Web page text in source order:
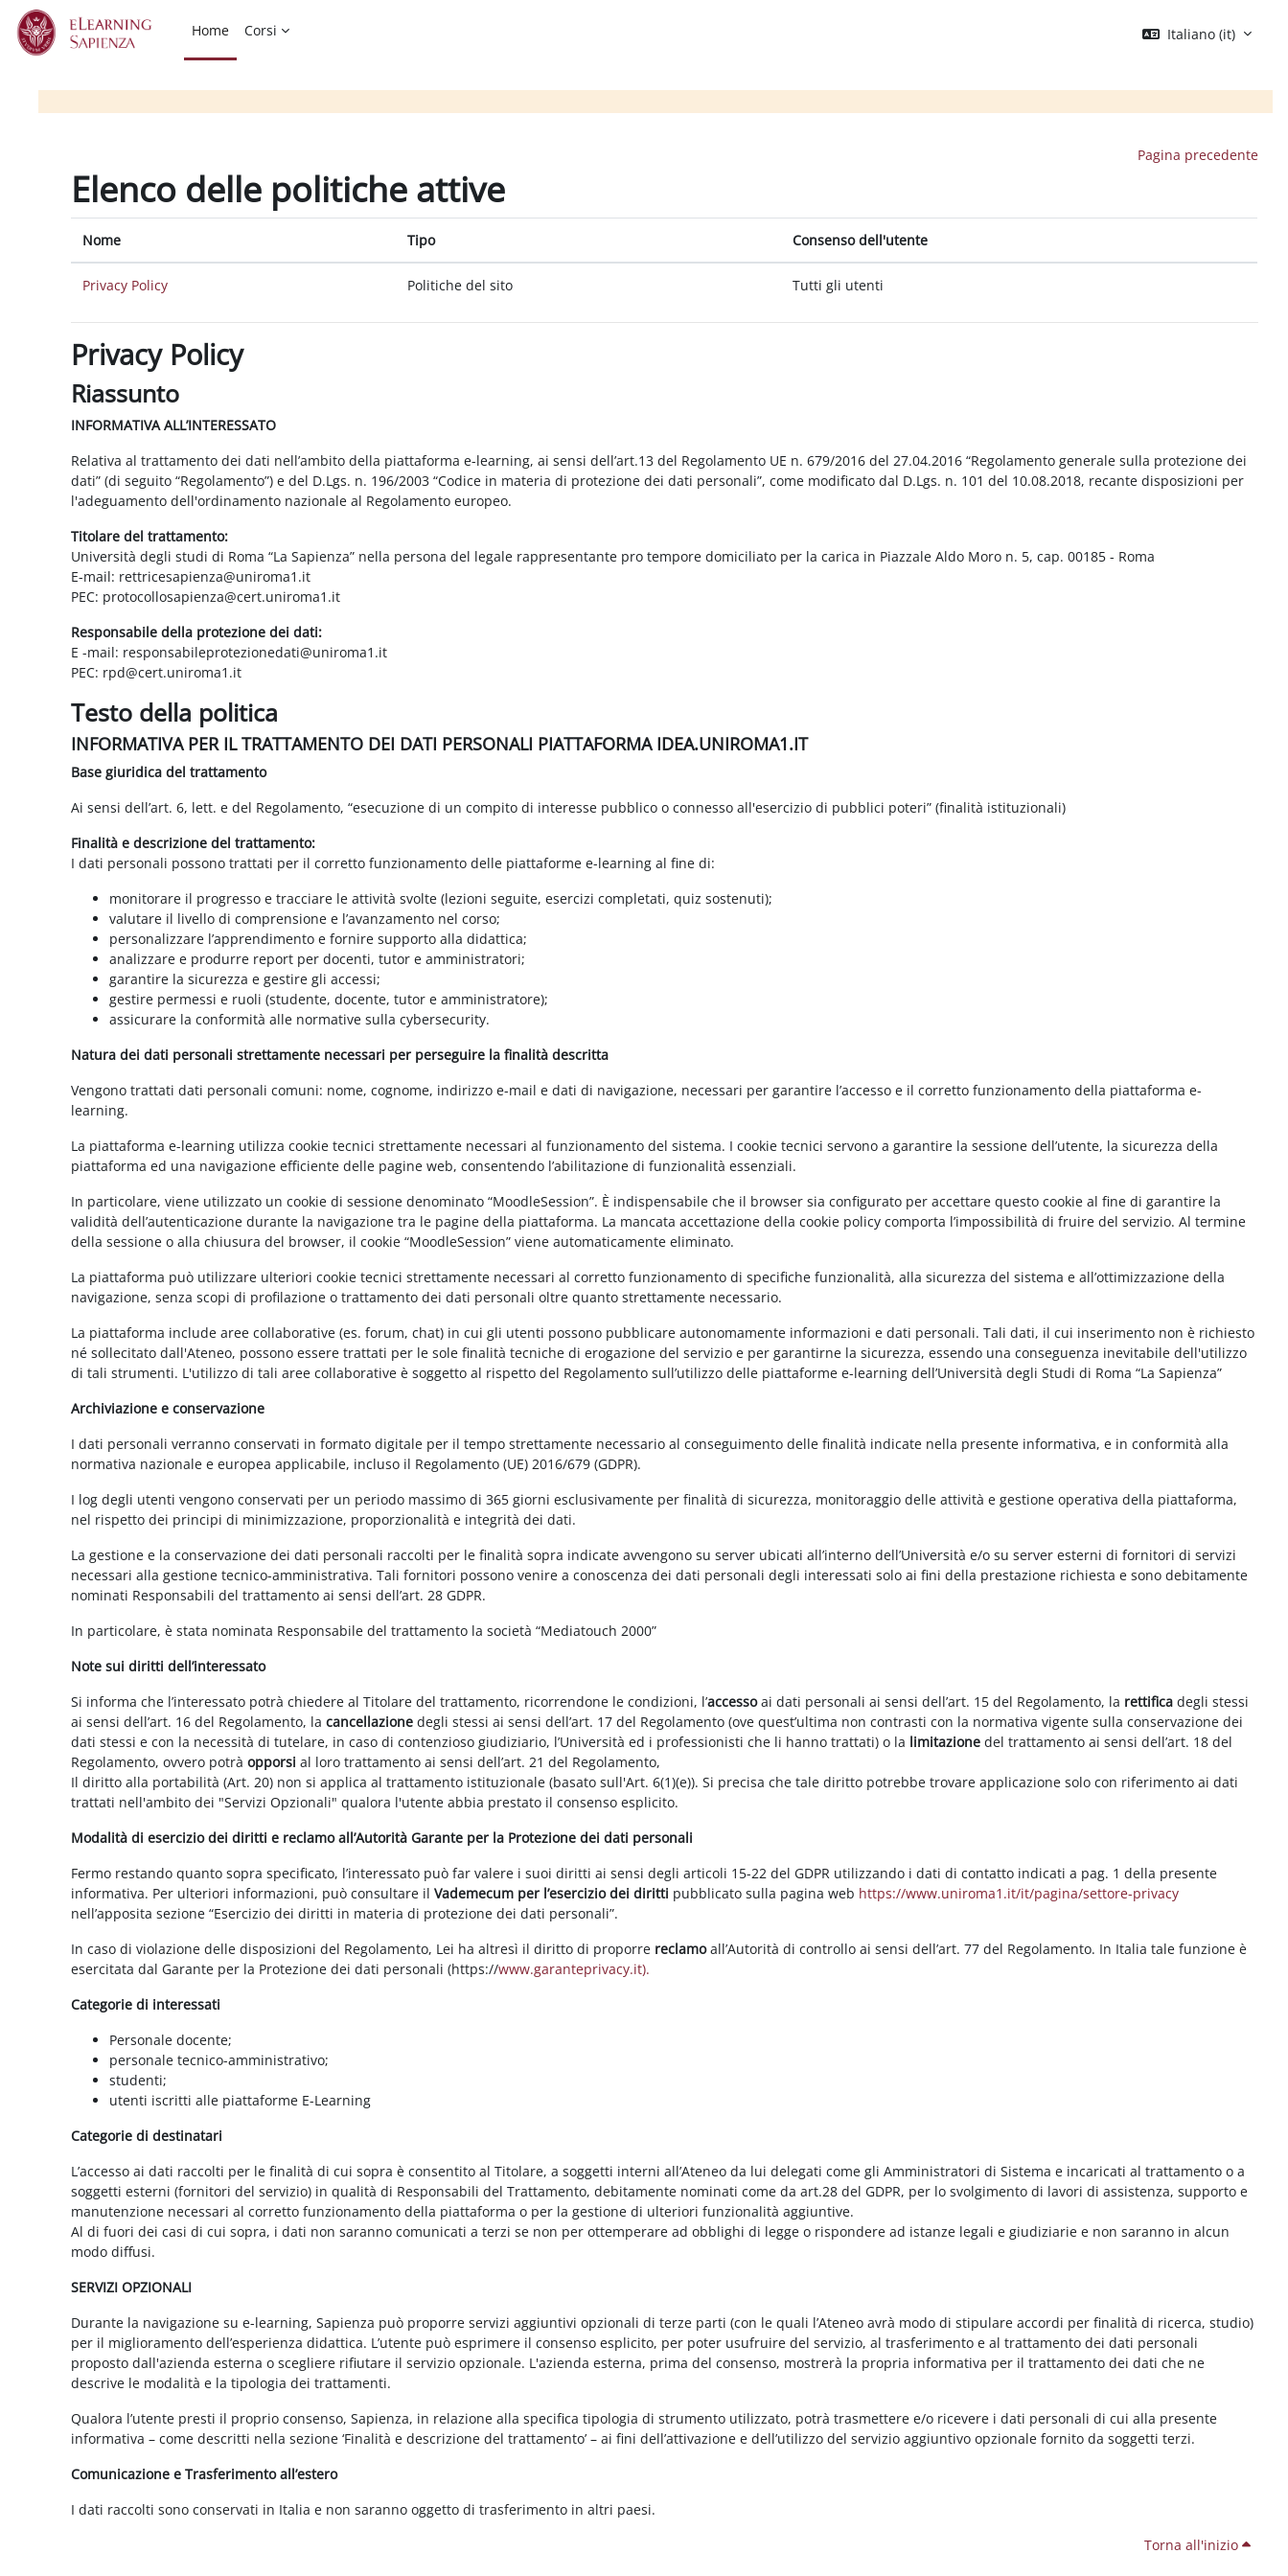
Vai al contenuto principale
Home
Corsi Italiano ‎(it)‎
Pagina precedente
Elenco delle politiche attive
Nome Tipo Consenso dell'utente
Privacy Policy Politiche del sito Tutti gli utenti
Privacy Policy
Riassunto
INFORMATIVA ALL’INTERESSATO
Relativa al trattamento dei dati nell’ambito della piattaforma e-learning, ai sensi dell’art.13 del Regolamento UE n. 679/2016 del 27.04.2016 “Regolamento generale sulla protezione dei
dati” (di seguito “Regolamento”) e del D.Lgs. n. 196/2003 “Codice in materia di protezione dei dati personali”, come modificato dal D.Lgs. n. 101 del 10.08.2018, recante disposizioni per
l'adeguamento dell'ordinamento nazionale al Regolamento europeo.
Titolare del trattamento:
Università degli studi di Roma “La Sapienza” nella persona del legale rappresentante pro tempore domiciliato per la carica in Piazzale Aldo Moro n. 5, cap. 00185 - Roma
E-mail: rettricesapienza@uniroma1.it
PEC: protocollosapienza@cert.uniroma1.it
Responsabile della protezione dei dati:
E -mail: responsabileprotezionedati@uniroma1.it
PEC: rpd@cert.uniroma1.it
Testo della politica
INFORMATIVA PER IL TRATTAMENTO DEI DATI PERSONALI PIATTAFORMA IDEA.UNIROMA1.IT
Base giuridica del trattamento
Ai sensi dell’art. 6, lett. e del Regolamento, “esecuzione di un compito di interesse pubblico o connesso all'esercizio di pubblici poteri” (finalità istituzionali)
Finalità e descrizione del trattamento:
I dati personali possono trattati per il corretto funzionamento delle piattaforme e-learning al fine di:
monitorare il progresso e tracciare le attività svolte (lezioni seguite, esercizi completati, quiz sostenuti);
valutare il livello di comprensione e l’avanzamento nel corso;
personalizzare l’apprendimento e fornire supporto alla didattica;
analizzare e produrre report per docenti, tutor e amministratori;
garantire la sicurezza e gestire gli accessi;
gestire permessi e ruoli (studente, docente, tutor e amministratore);
assicurare la conformità alle normative sulla cybersecurity.
Natura dei dati personali strettamente necessari per perseguire la finalità descritta
Vengono trattati dati personali comuni: nome, cognome, indirizzo e-mail e dati di navigazione, necessari per garantire l’accesso e il corretto funzionamento della piattaforma e-
learning.
La piattaforma e-learning utilizza cookie tecnici strettamente necessari al funzionamento del sistema. I cookie tecnici servono a garantire la sessione dell’utente, la sicurezza della
piattaforma ed una navigazione efficiente delle pagine web, consentendo l’abilitazione di funzionalità essenziali.
In particolare, viene utilizzato un cookie di sessione denominato “MoodleSession”. È indispensabile che il browser sia configurato per accettare questo cookie al fine di garantire la
validità dell’autenticazione durante la navigazione tra le pagine della piattaforma. La mancata accettazione della cookie policy comporta l’impossibilità di fruire del servizio. Al termine
della sessione o alla chiusura del browser, il cookie “MoodleSession” viene automaticamente eliminato.
La piattaforma può utilizzare ulteriori cookie tecnici strettamente necessari al corretto funzionamento di specifiche funzionalità, alla sicurezza del sistema e all’ottimizzazione della
navigazione, senza scopi di profilazione o trattamento dei dati personali oltre quanto strettamente necessario.
La piattaforma include aree collaborative (es. forum, chat) in cui gli utenti possono pubblicare autonomamente informazioni e dati personali. Tali dati, il cui inserimento non è richiesto
né sollecitato dall'Ateneo, possono essere trattati per le sole finalità tecniche di erogazione del servizio e per garantirne la sicurezza, essendo una conseguenza inevitabile dell'utilizzo
di tali strumenti. L'utilizzo di tali aree collaborative è soggetto al rispetto del Regolamento sull’utilizzo delle piattaforme e-learning dell’Università degli Studi di Roma “La Sapienza”
Archiviazione e conservazione
I dati personali verranno conservati in formato digitale per il tempo strettamente necessario al conseguimento delle finalità indicate nella presente informativa, e in conformità alla
normativa nazionale e europea applicabile, incluso il Regolamento (UE) 2016/679 (GDPR).
I log degli utenti vengono conservati per un periodo massimo di 365 giorni esclusivamente per finalità di sicurezza, monitoraggio delle attività e gestione operativa della piattaforma,
nel rispetto dei principi di minimizzazione, proporzionalità e integrità dei dati.
La gestione e la conservazione dei dati personali raccolti per le finalità sopra indicate avvengono su server ubicati all’interno dell’Università e/o su server esterni di fornitori di servizi
necessari alla gestione tecnico-amministrativa. Tali fornitori possono venire a conoscenza dei dati personali degli interessati solo ai fini della prestazione richiesta e sono debitamente
nominati Responsabili del trattamento ai sensi dell’art. 28 GDPR.
In particolare, è stata nominata Responsabile del trattamento la società “Mediatouch 2000”
Note sui diritti dell’interessato
Si informa che l’interessato potrà chiedere al Titolare del trattamento, ricorrendone le condizioni, l’accessoai dati personali ai sensi dell’art. 15 del Regolamento, la rettificadegli stessi
ai sensi dell’art. 16 del Regolamento, lacancellazione degli stessi ai sensi dell’art. 17 del Regolamento (ove quest’ultima non contrasti con la normativa vigente sulla conservazione dei
dati stessi e con la necessità di tutelare, in caso di contenzioso giudiziario, l’Università ed i professionisti che li hanno trattati) o la limitazione del trattamento ai sensi dell’art. 18 del
Regolamento, ovvero potràopporsi al loro trattamento ai sensi dell’art. 21 del Regolamento,
Il diritto alla portabilità (Art. 20) non si applica al trattamento istituzionale (basato sull'Art. 6(1)(e)). Si precisa che tale diritto potrebbe trovare applicazione solo con riferimento ai dati
trattati nell'ambito dei "Servizi Opzionali" qualora l'utente abbia prestato il consenso esplicito.
Modalità di esercizio dei diritti e reclamo all’Autorità Garante per la Protezione dei dati personali
Fermo restando quanto sopra specificato, l’interessato può far valere i suoi diritti ai sensi degli articoli 15-22 del GDPR utilizzando i dati di contatto indicati a pag. 1 della presente
informativa. Per ulteriori informazioni, può consultare ilVademecum per l’esercizio dei diritti pubblicato sulla pagina web https://www.uniroma1.it/it/pagina/settore-privacy
nell’apposita sezione “Esercizio dei diritti in materia di protezione dei dati personali”.
In caso di violazione delle disposizioni del Regolamento, Lei ha altresì il diritto di proporre reclamoall’Autorità di controllo ai sensi dell’art. 77 del Regolamento. In Italia tale funzione è
esercitata dal Garante per la Protezione dei dati personali (https://www.garanteprivacy.it).
Categorie di interessati
Personale docente;
personale tecnico-amministrativo;
studenti;
utenti iscritti alle piattaforme E-Learning
Categorie di destinatari
L’accesso ai dati raccolti per le finalità di cui sopra è consentito al Titolare, a soggetti interni all’Ateneo da lui delegati come gli Amministratori di Sistema e incaricati al trattamento o a
soggetti esterni (fornitori del servizio) in qualità di Responsabili del Trattamento, debitamente nominati come da art.28 del GDPR, per lo svolgimento di lavori di assistenza, supporto e
manutenzione necessari al corretto funzionamento della piattaforma o per la gestione di ulteriori funzionalità aggiuntive.
Al di fuori dei casi di cui sopra, i dati non saranno comunicati a terzi se non per ottemperare ad obblighi di legge o rispondere ad istanze legali e giudiziarie e non saranno in alcun
modo diffusi.
SERVIZI OPZIONALI
Durante la navigazione su e-learning, Sapienza può proporre servizi aggiuntivi opzionali di terze parti (con le quali l’Ateneo avrà modo di stipulare accordi per finalità di ricerca, studio)
per il miglioramento dell’esperienza didattica. L’utente può esprimere il consenso esplicito, per poter usufruire del servizio, al trasferimento e al trattamento dei dati personali
proposto dall'azienda esterna o scegliere rifiutare il servizio opzionale. L'azienda esterna, prima del consenso, mostrerà la propria informativa per il trattamento dei dati che ne
descrive le modalità e la tipologia dei trattamenti.
Qualora l’utente presti il proprio consenso, Sapienza, in relazione alla specifica tipologia di strumento utilizzato, potrà trasmettere e/o ricevere i dati personali di cui alla presente
informativa – come descritti nella sezione ‘Finalità e descrizione del trattamento’ – ai fini dell’attivazione e dell’utilizzo del servizio aggiuntivo opzionale fornito da soggetti terzi.
Comunicazione e Trasferimento all’estero
I dati raccolti sono conservati in Italia e non saranno oggetto di trasferimento in altri paesi.
Torna all'inizio